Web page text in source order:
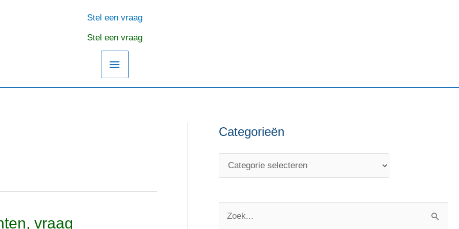
Hoofdmenu
Stel een vraag
Stel een vraag
vraag
Categorieën
C
O